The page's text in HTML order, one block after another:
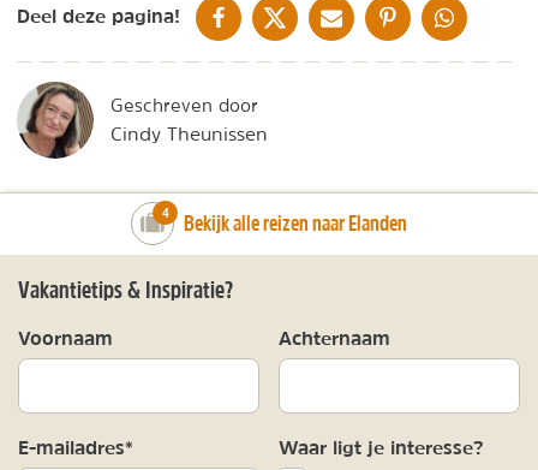
Deel deze pagina! DELEN OP FACEBOOK
DELEN OP XDELEN VIA DE MAIL
DELEN OP PINTEREST
DELEN OP
Geschreven door
Cindy Theunissen
number_of_trips:
4 Bekijk alle reizen naar Elanden
Vakantietips & Inspiratie?
Voornaam Achternaam
E-mailadres* Waar ligt je interesse?